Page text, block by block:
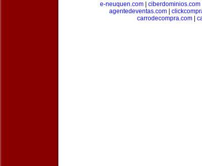
e-neuquen.com
ciberdominios.com
agentedeventas.com|
carrodecompra.com|